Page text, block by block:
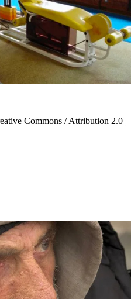
Commons / Attribution 2.0